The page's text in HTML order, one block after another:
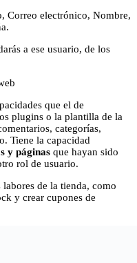
Correo electrónico, Nombre,
a ese usuario, de los
que el de
plugins o la plantilla de la
categorías,
Tiene la capacidad
y páginas que hayan sido
rol de usuario.
labores de la tienda, como
y crear cupones de